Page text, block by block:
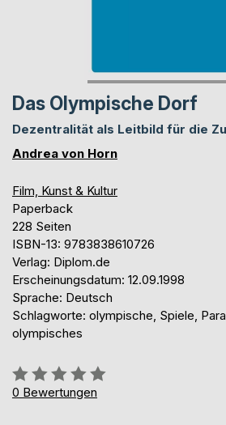
Das Olympische Dorf
Dezentralität als Leitbild für die
Andrea von Horn
Film, Kunst & Kultur
Paperback
228 Seiten
ISBN-13: 9783838610726
Verlag: Diplom.de
Erscheinungsdatum: 12.09.1998
Sprache: Deutsch
Schlagworte: olympische, Spiele,
olympisches
Bewertung::
0%
0 Bewertungen